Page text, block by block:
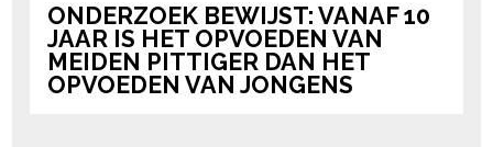
ONDERZOEK BEWIJST: VANAF 10
JAAR IS HET OPVOEDEN VAN
MEIDEN PITTIGER DAN HET
OPVOEDEN VAN JONGENS